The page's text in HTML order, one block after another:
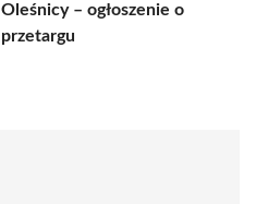
Oleśnicy – ogłoszenie o
przetargu